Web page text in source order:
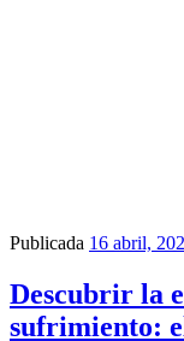
Publicada 16 abril,
Descubrir la
sufrimiento: